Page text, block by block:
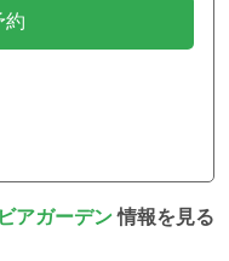
約
ビアガーデン情報を見る